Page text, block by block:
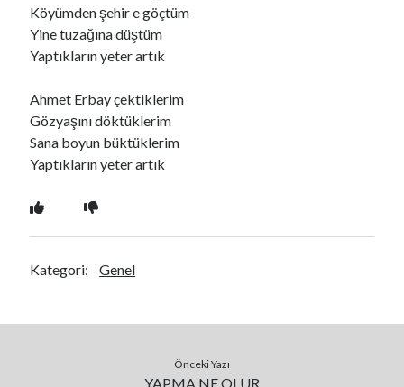
Ara
Köyümden şehir e göçtüm
Yine tuzağına düştüm
Yaptıkların yeter artık
Ahmet Erbay çektiklerim
Gözyaşını döktüklerim
Sana boyun büktüklerim
Yaptıkların yeter artık
Kategori: Genel
Önceki Yazı
YAPMA NE OLUR